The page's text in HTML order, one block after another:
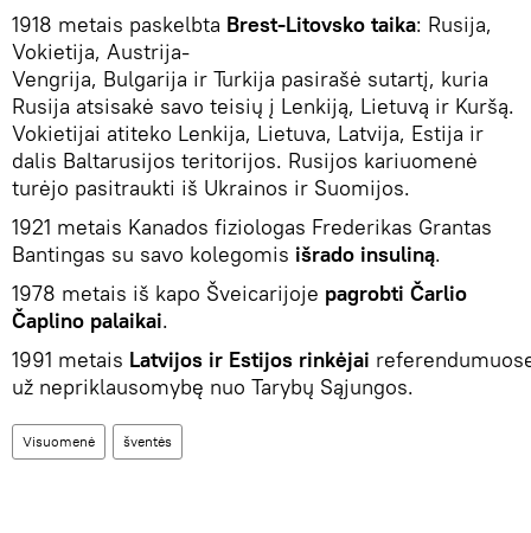
1918 metais paskelbta Brest-Litovsko taika: Rusija,
Vokietija, Austrija-
Vengrija, Bulgarija ir Turkija pasirašė sutartį, kuria
Rusija atsisakė savo teisių į Lenkiją, Lietuvą ir Kuršą.
Vokietijai atiteko Lenkija, Lietuva, Latvija, Estija ir
dalis Baltarusijos teritorijos. Rusijos kariuomenė
turėjo pasitraukti iš Ukrainos ir Suomijos.
1921 metais Kanados fiziologas Frederikas Grantas
Bantingas su savo kolegomis išrado insuliną.
1978 metais iš kapo Šveicarijoje pagrobti Čarlio
Čaplino palaikai.
1991 metais Latvijos ir Estijos rinkėjai
už nepriklausomybę nuo Tarybų Sąjungos.
Visuomenė šventės